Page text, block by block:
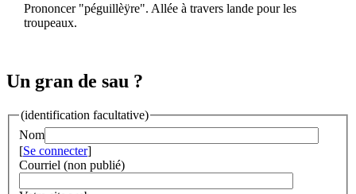
Prononcer "péguillèÿre". Allée à travers lande pour les
troupeaux.
Un gran de sau ?
(identification facultative)
Nom
[Se connecter]
Courriel (non publié)